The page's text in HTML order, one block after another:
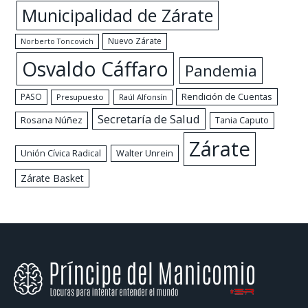
Municipalidad de Zárate
Norberto Toncovich Nuevo Zárate
Osvaldo Cáffaro Pandemia
PASO Presupuesto Raúl Alfonsín
Rendición de Cuentas
Rosana Núñez
Secretaría de Salud Tania Caputo
Unión Cívica Radical Walter Unrein Zárate
Zárate Basket